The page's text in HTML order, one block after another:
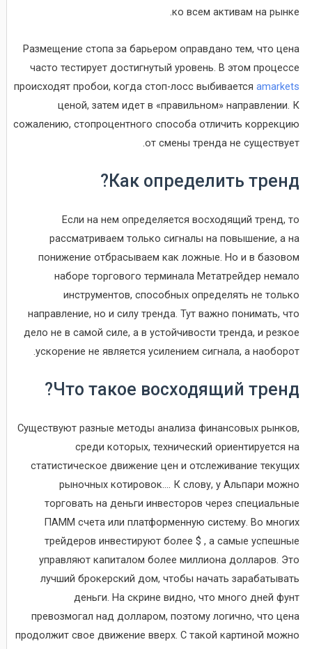
ко всем активам на рынке.
Размещение стопа за барьером оправдано тем, что цена
часто тестирует достигнутый уровень. В этом процессе
происходят пробои, когда стоп-лосс выбиваетсяamarkets
ценой, затем идет в «правильном» направлении. К
сожалению, стопроцентного способа отличить коррекцию
от смены тренда не существует.
Как определить тренд?
Если на нем определяется восходящий тренд, то
рассматриваем только сигналы на повышение, а на
понижение отбрасываем как ложные. Но и в базовом
наборе торгового терминала Метатрейдер немало
инструментов, способных определять не только
направление, но и силу тренда. Тут важно понимать, что
дело не в самой силе, а в устойчивости тренда, и резкое
ускорение не является усилением сигнала, а наоборот.
Что такое восходящий тренд?
Существуют разные методы анализа финансовых рынков,
среди которых, технический ориентируется на
статистическое движение цен и отслеживание текущих
рыночных котировок…. К слову, у Альпари можно
торговать на деньги инвесторов через специальные
ПАММ счета или платформенную систему. Во многих
трейдеров инвестируют более $ , а самые успешные
управляют капиталом более миллиона долларов. Это
лучший брокерский дом, чтобы начать зарабатывать
деньги. На скрине видно, что много дней фунт
превозмогал над долларом, поэтому логично, что цена
продолжит свое движение вверх. С такой картиной можно